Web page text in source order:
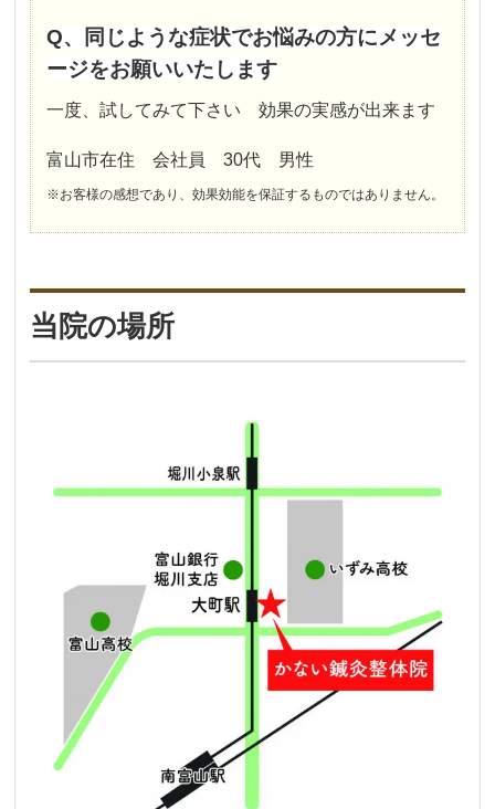
Q、同じような症状でお悩みの方にメッセ
ージをお願いいたします
一度、試してみて下さい 効果の実感が出来ます
富山市在住 会社員 30代 男性
※お客様の感想であり、効果効能を保証するものではありません。
当院の場所